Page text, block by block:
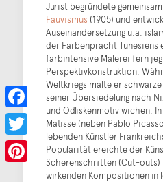
Jurist begründete
Fauvismus (1905) und
Auseinandersetzung u.a.
der Farbenpracht Tunesiens
farbintensive Malerei fern
Perspektivkonstruktion.
Weltkriegs malte er
seiner Übersiedelung nach
und Odliskenmotiv wichen.
Matisse (neben Pablo
lebenden Künstler
Popularität ereichte der
Scherenschnitten (Cut-
wirkenden Kompositionen in
Facebook
Twitter